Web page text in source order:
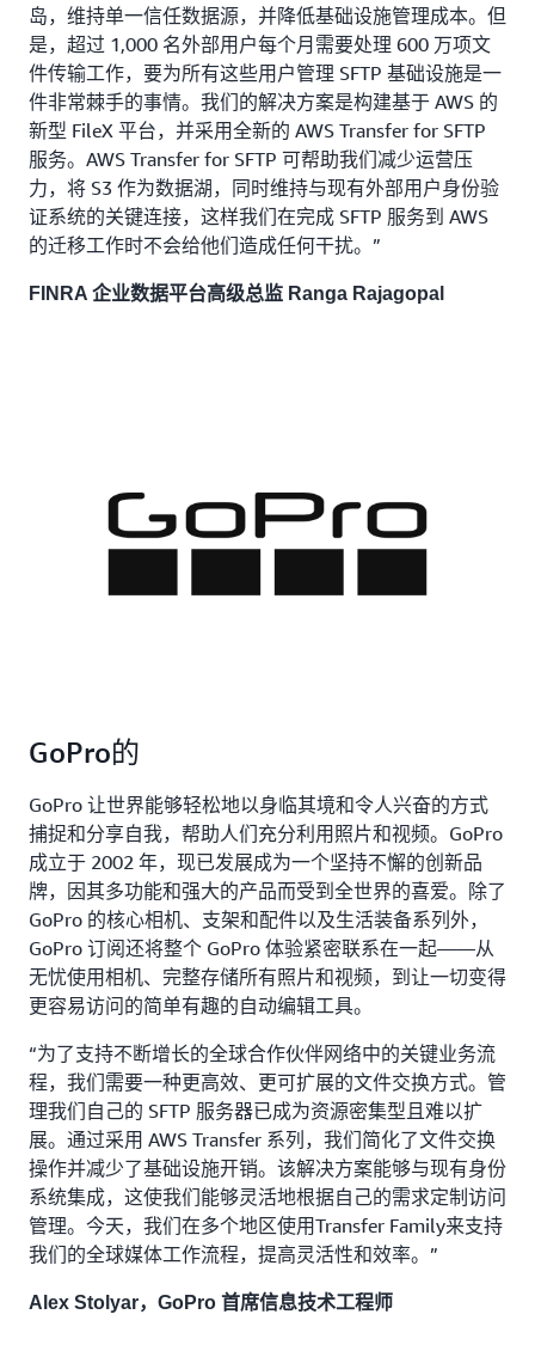
岛，维持单一信任数据源，并降低基础设施管理成本。但
是，超过 1,000 名外部用户每个月需要处理 600 万项文
件传输工作，要为所有这些用户管理 SFTP 基础设施是一
件非常棘手的事情。我们的解决方案是构建基于 AWS 的
新型 FileX 平台，并采用全新的 AWS Transfer for SFTP
服务。AWS Transfer for SFTP 可帮助我们减少运营压
力，将 S3 作为数据湖，同时维持与现有外部用户身份验
证系统的关键连接，这样我们在完成 SFTP 服务到 AWS
的迁移工作时不会给他们造成任何干扰。”
FINRA 企业数据平台高级总监 Ranga Rajagopal
GoPro的
GoPro 让世界能够轻松地以身临其境和令人兴奋的方式
捕捉和分享自我，帮助人们充分利用照片和视频。GoPro
成立于 2002 年，现已发展成为一个坚持不懈的创新品
牌，因其多功能和强大的产品而受到全世界的喜爱。除了
GoPro 的核心相机、支架和配件以及生活装备系列外，
GoPro 订阅还将整个 GoPro 体验紧密联系在一起——从
无忧使用相机、完整存储所有照片和视频，到让一切变得
更容易访问的简单有趣的自动编辑工具。
“为了支持不断增长的全球合作伙伴网络中的关键业务流
程，我们需要一种更高效、更可扩展的文件交换方式。管
理我们自己的 SFTP 服务器已成为资源密集型且难以扩
展。通过采用 AWS Transfer 系列，我们简化了文件交换
操作并减少了基础设施开销。该解决方案能够与现有身份
系统集成，这使我们能够灵活地根据自己的需求定制访问
管理。今天，我们在多个地区使用Transfer Family来支持
我们的全球媒体工作流程，提高灵活性和效率。”
Alex Stolyar，GoPro 首席信息技术工程师